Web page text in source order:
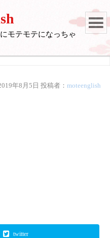
モテモテになっちゃ
年8月5日 投稿者：moteenglish
twitter